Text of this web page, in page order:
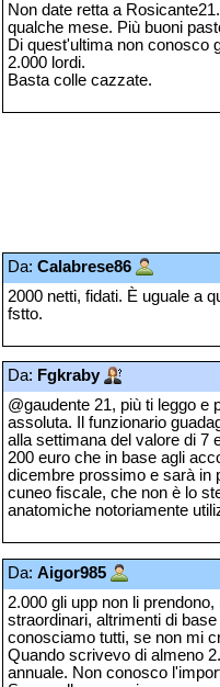
Non date retta a
qualche mese. Più buoni
Di quest'ultima non conosco
2.000 lordi.
Basta colle cazzate.
Da: Calabrese86
2000 netti, fidati. È uguale a
fstto.
Da: Fgkraby
@gaudente 21, più ti leggo e
assoluta. Il funzionario
alla settimana del valore di 7
200 euro che in base agli
dicembre prossimo e sarà in
cuneo fiscale, che non è lo
anatomiche notoriamente
Da: Aigor985
2.000 gli upp non li
straordinari, altrimenti di
conosciamo tutti, se non mi
Quando scrivevo di almeno
annuale. Non conosco